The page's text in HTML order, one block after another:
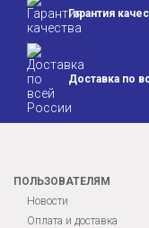
Гарантия
Доставка по
ПОЛЬЗОВАТЕЛЯМ
Новости
Оплата и доставка